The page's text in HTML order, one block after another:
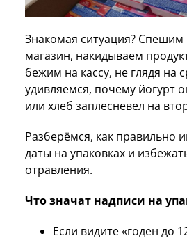
Знакомая ситуация?
магазин, накидываем
бежим на кассу, не глядя на
удивляемся, почему йогурт
или хлеб заплесневел на
Разберёмся, как правильно
даты на упаковках и
отравления.
Что значат надписи на
Если видите «годен до